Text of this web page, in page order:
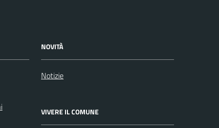
NOVITÀ
Notizie
VIVERE IL COMUNE